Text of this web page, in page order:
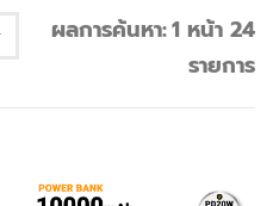
ผลการค้นหา:1 หน้า 24
รายการ